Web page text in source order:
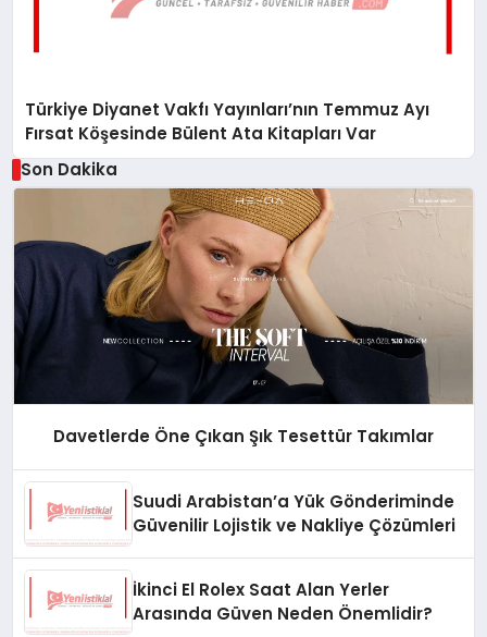
Türkiye Diyanet Vakfı Yayınları’nın Temmuz Ayı
Fırsat Köşesinde Bülent Ata Kitapları Var
Son Dakika
Davetlerde Öne Çıkan Şık Tesettür Takımlar
Suudi Arabistan’a Yük Gönderiminde
Güvenilir Lojistik ve Nakliye Çözümleri
İkinci El Rolex Saat Alan Yerler
Arasında Güven Neden Önemlidir?